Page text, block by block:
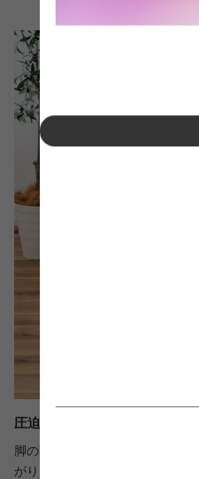
圧迫感を抑えた軽やかなデザイ
脚の間が空いた抜け感のある形
がりを生みます。視覚的な圧迫